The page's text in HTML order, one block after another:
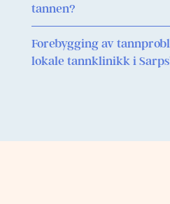
tannen?
Forebygging av
lokale tannklinikk i